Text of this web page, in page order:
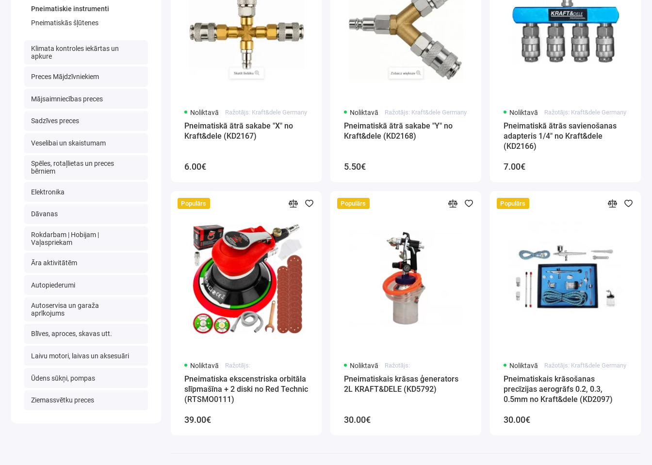
Pneimatiskie instrumenti
Pneimatiskās šļūtenes
Klimata kontroles iekārtas un
apkure
Preces Mājdzīvniekiem
Mājsaimniecības preces
Sadzīves preces
Veselibai un skaistumam
Spēles, rotaļlietas un preces
bērniem
Elektronika
Dāvanas
Rokdarbam | Hobijam |
Vaļaspriekam
Āra aktivitātēm
Autopiederumi
Autoservisa un garaža
aprīkojums
Blīves, aproces, skavas utt.
Laivu motori, laivas un aksesuāri
Ūdens sūkņi, pompas
Ziemassvētku preces
Noliktavā Ražotājs: Kraft&dele Germany
Pneimatiskā ātrā sakabe "X" no
Kraft&dele (KD2167)
6.00€
Noliktavā Ražotājs: Kraft&dele Germany
Pneimatiskā ātrā sakabe "Y" no
Kraft&dele (KD2168)
5.50€
Noliktavā Ražotājs: Kraft&dele Germany
Pneimatiskā ātrās savienošanas
adapteris 1/4" no Kraft&dele
(KD2166)
7.00€
Populārs
Noliktavā Ražotājs:
Pneimatiska ekscenstriska orbitāla
slīpmašīna + 2 diski no Red Technic
(RTSMO0111)
39.00€
Populārs
Noliktavā Ražotājs:
Pneimatiskais krāsas ģenerators
2L KRAFT&DELE (KD5792)
30.00€
Populārs
Noliktavā Ražotājs: Kraft&dele Germany
Pneimatiskais krāsošanas
precīzijas aerogrāfs 0.2, 0.3,
0.5mm no Kraft&dele (KD2097)
30.00€